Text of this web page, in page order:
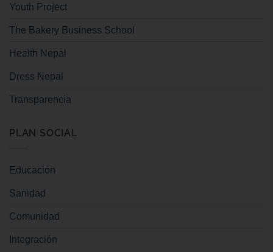
Youth Project
The Bakery Business School
Health Nepal
Dress Nepal
Transparencia
PLAN SOCIAL
Educación
Sanidad
Comunidad
Integración